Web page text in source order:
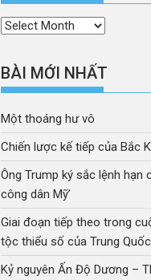
Thời
BÀI MỚI NHẤT
Một thoáng hư vô
Chiến lược kế tiếp của Bắc
Ông Trump ký sắc lệnh hạn
công dân Mỹ’
Giai đoạn tiếp theo trong
tộc thiểu số của Trung Quốc
Kỷ nguyên Ấn Độ Dương –